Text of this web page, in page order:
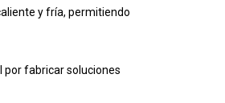
y fría, permitiendo
fabricar soluciones